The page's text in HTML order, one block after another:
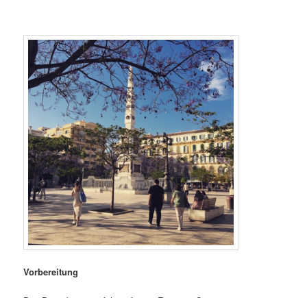
Vorbereitung